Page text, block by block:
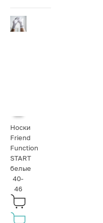
Носки
Friend
Function
START
белые
40-
46